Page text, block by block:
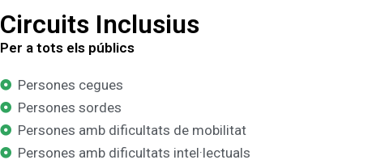
Circuits Inclusius
Per a tots els públics
Persones cegues
Persones sordes
Persones amb dificultats de mobilitat
Persones amb dificultats intel·lectuals